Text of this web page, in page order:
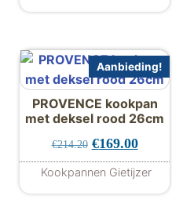
Aanbieding!
PROVENCE kookpan
met deksel rood 26cm
€214.20 €169.00
Kookpannen Gietijzer